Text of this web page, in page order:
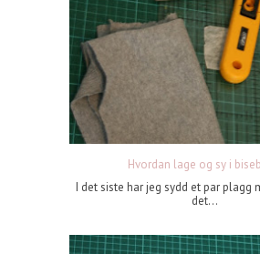
Hvordan lage og sy i
I det siste har jeg sydd et par plagg
det...